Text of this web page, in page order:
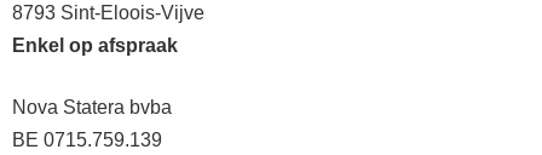
8793 Sint-Eloois-Vijve
Enkel op afspraak
Nova Statera bvba
BE 0715.759.139